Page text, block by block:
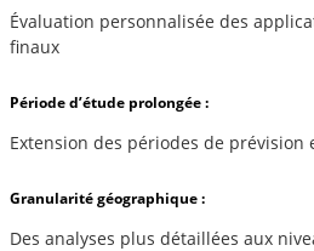
Évaluation personnalisée des
finaux
Période d’étude prolongée :
Extension des périodes de prévision
Granularité géographique :
Des analyses plus détaillées aux